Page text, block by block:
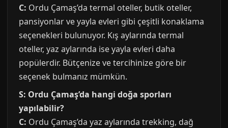
C: Ordu Çamaş’da termal oteller, butik oteller,
pansiyonlar ve yayla evleri gibi çeşitli konaklama
seçenekleri bulunuyor. Kış aylarında termal
oteller, yaz aylarında ise yayla evleri daha
popülerdir. Bütçenize ve tercihinize göre bir
seçenek bulmanız mümkün.
S: Ordu Çamaş’da hangi doğa sporları
yapılabilir?
C: Ordu Çamaş’da yaz aylarında trekking, dağ